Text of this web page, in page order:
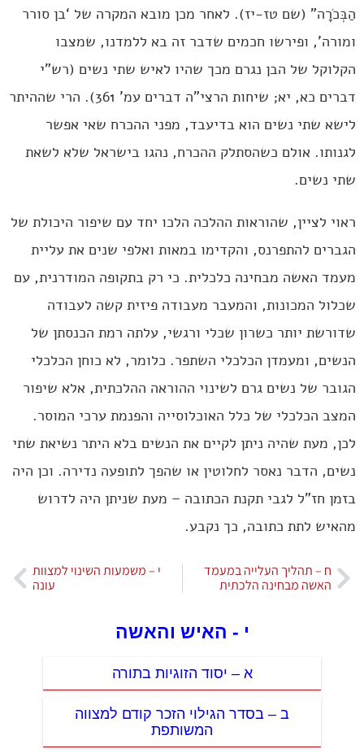
הַבְּכֹרָה” (שם טז-יז). לאחר מכן מובא המקרה של ‘בן סורר
ומורה’, ופירשו חכמים שדבר זה בא ללמדנו, שמצבו
הקלוקל של הבן נגרם מכך שהיו לאיש שתי נשים (רש”י
דברים כא, יא; שיחות הרצי”ה דברים עמ’ 361). הרי שההיתר
לישא שתי נשים הוא בדיעבד, מפני ההכרח שאי אפשר
לגנותו. אולם כשהסתלק ההכרח, נהגו בישראל שלא לשאת
שתי נשים.
ראוי לציין, שהוראות ההלכה הלכו יחד עם שיפור היכולת של
הגברים להתפרנס, והקדימו במאות ואלפי שנים את עליית
מעמד האשה מבחינה כלכלית. כי רק בתקופה המודרנית, עם
שכלול המכונות, והמעבר מעבודה פיזית קשה לעבודה
שדורשת יותר כשרון שכלי ורגשי, עלתה רמת הכנסתן של
הנשים, ומעמדן הכלכלי השתפר. כלומר, לא כוחן הכלכלי
הגובר של נשים גרם לשינוי ההוראה ההלכתית, אלא שיפור
המצב הכלכלי של כלל האוכלוסייה והפנמת ערכי המוסר.
לכן, מעת שהיה ניתן לקיים את הנשים בלא היתר נשיאת שתי
נשים, הדבר נאסר לחלוטין או שהפך לתופעה נדירה. וכן היה
בזמן חז”ל לגבי תקנת הכתובה – מעת שניתן היה לדרוש
מהאיש לתת כתובה, כך נקבע.
ח – תהליך העלייה במעמד
האשה מבחינה הלכתית
י – משמעות השינוי למצוות
עונה
י - האיש והאשה
א – יסוד הזוגיות בתורה
ב – בסדר הגילוי הזכר קודם למצווה
המשותפת